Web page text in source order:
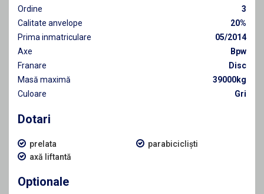
Ordine
3
Calitate anvelope
20%
Prima inmatriculare
05/2014
Axe
Bpw
Franare
Disc
Masă maximă
39000kg
Culoare
Gri
Dotari
prelata
axă liftantă
parabicicliști
Optionale